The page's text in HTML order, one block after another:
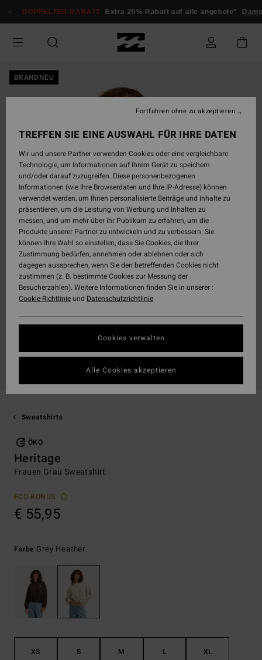
zur
springen
DOPPELTER RABATT Extra 25% Rabatt auf alle angebote* Damen
BRANDNEU
Sweatshirts
ÖKO
Heritage
Frauen Grau Sweatshirt
ECO-BONUS
€ 55,95
Farbe Grey Heather
XS S M L XL
TREFFEN SIE EINE AUSWAHL FÜR IHRE DATEN
Wir und unsere Partner verwenden Cookies oder eine vergleichbare
Technologie, um Informationen auf Ihrem Gerät zu speichern
und/oder darauf zuzugreifen. Diese personenbezogenen
Informationen (wie Ihre Browserdaten und Ihre IP-Adresse) können
verwendet werden, um Ihnen personalisierte Beiträge und Inhalte zu
präsentieren, um die Leistung von Werbung und Inhalten zu
messen, und um mehr über ihr Publikum zu erfahren, um die
Produkte unserer Partner zu entwickeln und zu verbessern. Sie
können Ihre Wahl so einstellen, dass Sie Cookies, die Ihrer
Zustimmung bedürfen, annehmen oder ablehnen oder sich
dagegen aussprechen, wenn Sie den betreffenden Cookies nicht
zustimmen (z. B. bestimmte Cookies zur Messung der
Besucherzahlen). Weitere Informationen finden Sie in unserer :
Cookie-Richtlinieund Datenschutzrichtlinie
Cookies verwalten
Fortfahren ohne zu akzeptieren
Alle Cookies akzeptieren